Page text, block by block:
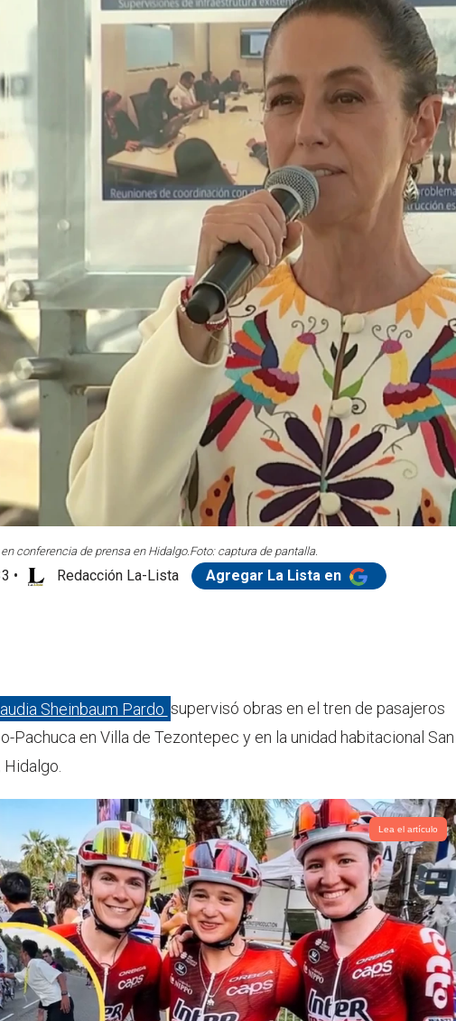
conferencia de prensa en Hidalgo.Foto: captura de pantalla.
• Redacción La-Lista Agregar La Lista en
Sheinbaum Pardo supervisó obras en el tren de pasajeros
Pachuca en Villa de Tezontepec y en la unidad habitacional San
Lea el artículo